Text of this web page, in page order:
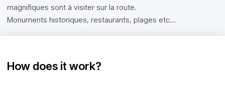
magnifiques sont à visiter sur la route.
Monuments historiques, restaurants, plages etc…
How does it work?